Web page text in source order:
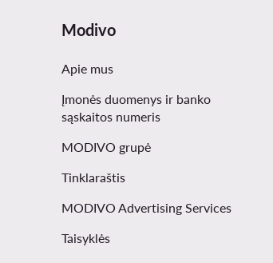
Modivo
Apie mus
Įmonės duomenys ir banko
sąskaitos numeris
MODIVO grupė
Tinklaraštis
MODIVO Advertising Services
Taisyklės